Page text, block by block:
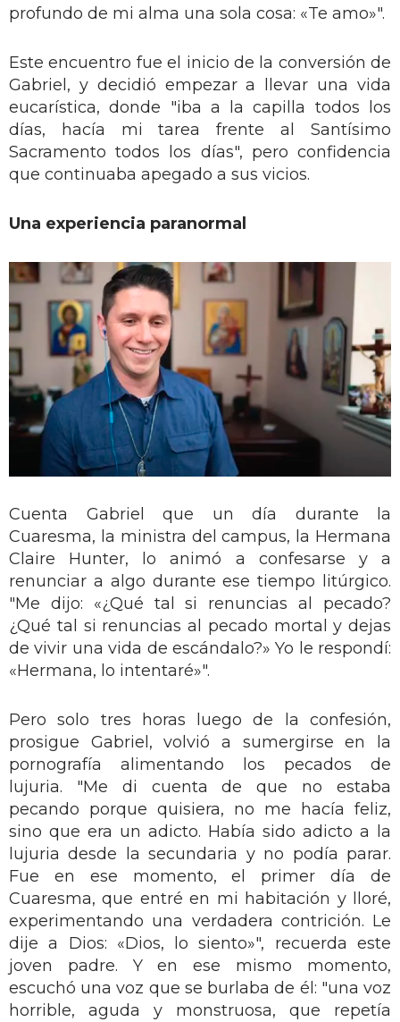
profundo de mi alma una sola cosa: «Te amo»".
Este encuentro fue el inicio de la conversión de
Gabriel, y decidió empezar a llevar una vida
eucarística, donde "iba a la capilla todos los
días, hacía mi tarea frente al Santísimo
Sacramento todos los días", pero confidencia
que continuaba apegado a sus vicios.
Una experiencia paranormal
Cuenta Gabriel que un día durante la
Cuaresma, la ministra del campus, la Hermana
Claire Hunter, lo animó a confesarse y a
renunciar a algo durante ese tiempo litúrgico.
"Me dijo: «¿Qué tal si renuncias al pecado?
¿Qué tal si renuncias al pecado mortal y dejas
de vivir una vida de escándalo?» Yo le respondí:
«Hermana, lo intentaré»".
Pero solo tres horas luego de la confesión,
prosigue Gabriel, volvió a sumergirse en la
pornografía alimentando los pecados de
lujuria. "Me di cuenta de que no estaba
pecando porque quisiera, no me hacía feliz,
sino que era un adicto. Había sido adicto a la
lujuria desde la secundaria y no podía parar.
Fue en ese momento, el primer día de
Cuaresma, que entré en mi habitación y lloré,
experimentando una verdadera contrición. Le
dije a Dios: «Dios, lo siento»", recuerda este
joven padre. Y en ese mismo momento,
escuchó una voz que se burlaba de él: "una voz
horrible, aguda y monstruosa, que repetía